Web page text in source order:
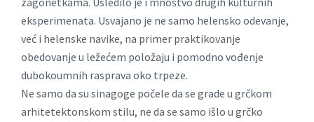
eksperimenata. Usvajano je ne samo helensko odevanje,
već i helenske navike, na primer praktikovanje
obedovanje u ležećem položaju i pomodno vođenje
dubokoumnih rasprava oko trpeze.
Ne samo da su sinagoge počele da se grade u grčkom
arhitetektonskom stilu, ne da se samo išlo u grčko